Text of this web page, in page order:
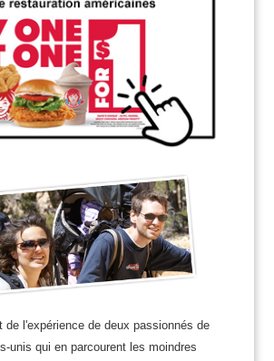
de l'expérience de deux passionnés de
unis qui en parcourent les moindres